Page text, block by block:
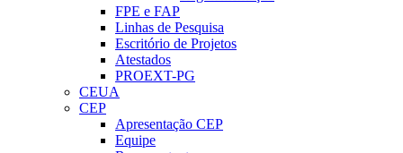
FPE e FAP
Linhas de Pesquisa
Escritório de Projetos
Atestados
PROEXT-PG
CEUA
CEP
Apresentação CEP
Equipe